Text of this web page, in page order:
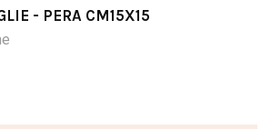
- PERA CM15X15